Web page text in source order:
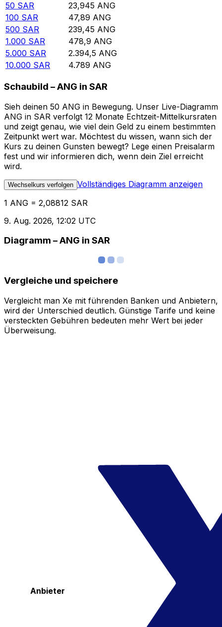
50 SAR 23,945 ANG
100 SAR 47,89 ANG
500 SAR 239,45 ANG
1.000 SAR 478,9 ANG
5.000 SAR 2.394,5 ANG
10.000 SAR 4.789 ANG
Schaubild – ANG in SAR
Sieh deinen 50 ANG in Bewegung. Unser Live-Diagramm
ANG in SAR verfolgt 12 Monate Echtzeit-Mittelkursraten
und zeigt genau, wie viel dein Geld zu einem bestimmten
Zeitpunkt wert war. Möchtest du wissen, wann sich der
Kurs zu deinen Gunsten bewegt? Lege einen Preisalarm
fest und wir informieren dich, wenn dein Ziel erreicht
wird.
Wechselkurs verfolgen Vollständiges Diagramm anzeigen
1 ANG = 2,08812 SAR
9. Aug. 2026, 12:02 UTC
Diagramm – ANG in SAR
Vergleiche und speichere
Vergleicht man Xe mit führenden Banken und Anbietern,
wird der Unterschied deutlich. Günstige Tarife und keine
versteckten Gebühren bedeuten mehr Wert bei jeder
Überweisung.
Anbieter